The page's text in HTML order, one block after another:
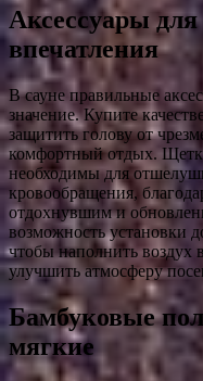
Аксессуары
впечатления
В сауне правильные
значение. Купите
защитить голову от
комфортный отдых.
необходимы для
кровообращения,
отдохнувшим и
возможность установки
чтобы наполнить
улучшить атмосферу
Бамбуковые
мягкие